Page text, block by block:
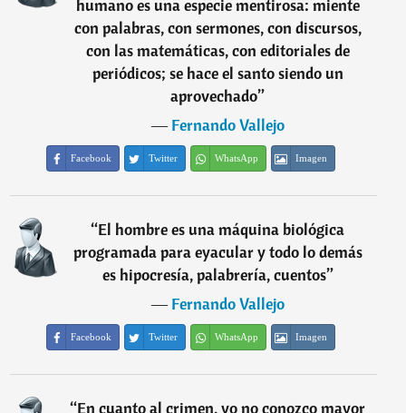
humano es una especie mentirosa: miente
con palabras, con sermones, con discursos,
con las matemáticas, con editoriales de
periódicos; se hace el santo siendo un
aprovechado”
―Fernando Vallejo
Facebook Twitter WhatsApp Imagen
“El hombre es una máquina biológica
programada para eyacular y todo lo demás
es hipocresía, palabrería, cuentos”
―Fernando Vallejo
Facebook Twitter WhatsApp Imagen
“En cuanto al crimen, yo no conozco mayor